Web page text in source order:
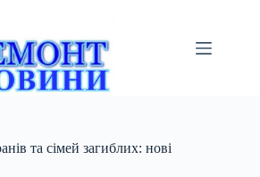
та сімей загиблих: нові